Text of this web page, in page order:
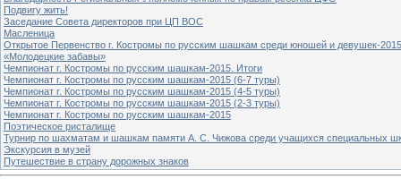
Подвигу жить!
Заседание Совета директоров при ЦП ВОС
Масленица
Открытое Первенство г. Костромы по русским шашкам среди юношей и девушек-
«Молодецкие забавы»
Чемпионат г. Костромы по русским шашкам-2015. Итоги
Чемпионат г. Костромы по русским шашкам-2015 (6-7 туры)
Чемпионат г. Костромы по русским шашкам-2015 (4-5 туры)
Чемпионат г. Костромы по русским шашкам-2015 (2-3 туры)
Чемпионат г. Костромы по русским шашкам-2015
Поэтическое ристалище
Турнир по шахматам и шашкам памяти А. С. Чижова среди учащихся специальных
Экскурсия в музей
Путешествие в страну дорожных знаков